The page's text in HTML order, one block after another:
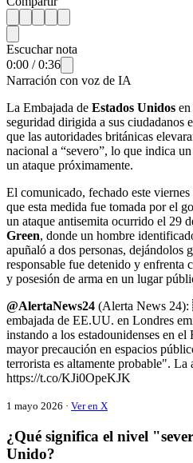
Escuchar nota
0:00 /0:36
Narración con voz de IA
La Embajada de Estados Unidos en
seguridad dirigida a sus ciudadanos
que las autoridades británicas
nacional a “severo”, lo que indica
un ataque próximamente.
El comunicado, fechado este
que esta medida fue tomada por el
un ataque antisemita ocurrido el 29
Green, donde un hombre
apuñaló a dos personas, dejándolos
responsable fue detenido y enfrenta
y posesión de arma en un lugar
@AlertaNews24 (Alerta News
embajada de EE.UU. en Londres
instando a los estadounidenses en
mayor precaución en espacios
terrorista es altamente probable". La
https://t.co/KJi0OpeKJK
1 mayo 2026 · Ver en X
¿Qué significa el nivel
Unido?